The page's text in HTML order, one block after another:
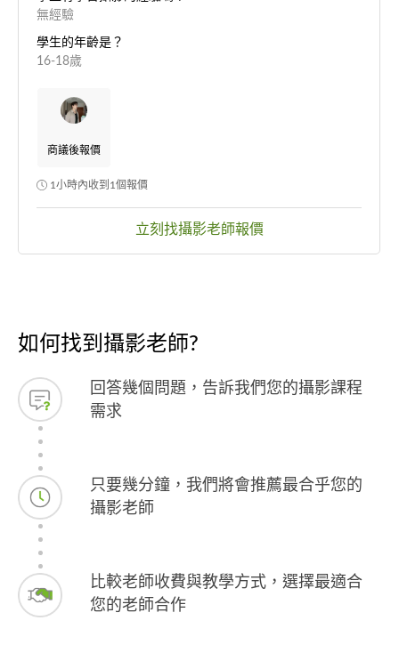
無經驗
學生的年齡是？
16-18歲
商議後報價
1小時內收到1個報價
立刻找攝影老師報價
如何找到攝影老師?
回答幾個問題，告訴我們您的攝影課程
需求
只要幾分鐘，我們將會推薦最合乎您的
攝影老師
比較老師收費與教學方式，選擇最適合
您的老師合作